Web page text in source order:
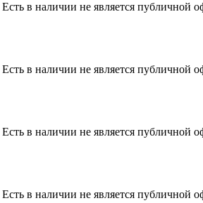
Есть в наличии не является публичной
Есть в наличии не является публичной
Есть в наличии не является публичной
Есть в наличии не является публичной